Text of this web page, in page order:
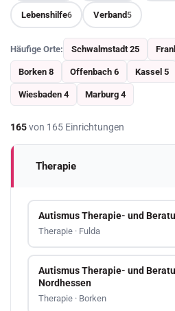
Lebenshilfe6 Verband5
Häufige Orte: Schwalmstadt 25
Borken 8 Offenbach 6 Kassel 5
Wiesbaden 4 Marburg 4
165von 165 Einrichtungen
Therapie
Autismus Therapie- und
Therapie · Fulda
Autismus Therapie- und
Nordhessen
Therapie · Borken